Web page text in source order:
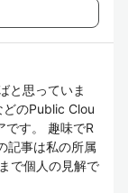
と思っていま
のPublic Clou
です。 趣味でR
記事は私の所属
で個人の見解で